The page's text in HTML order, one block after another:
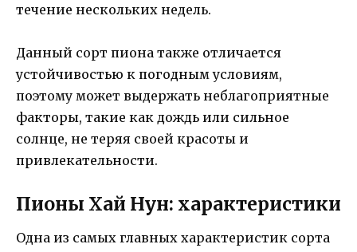
течение нескольких недель.
Данный сорт пиона также отличается
устойчивостью к погодным условиям,
поэтому может выдержать неблагоприятные
факторы, такие как дождь или сильное
солнце, не теряя своей красоты и
привлекательности.
Пионы Хай Нун: характеристики
Одна из самых главных характеристик сорта